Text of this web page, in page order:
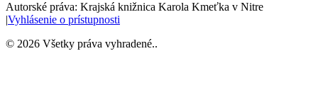
Autorské práva: Krajská knižnica Karola Kmeťka v Nitre
|Vyhlásenie o prístupnosti
© 2026 Všetky práva vyhradené..